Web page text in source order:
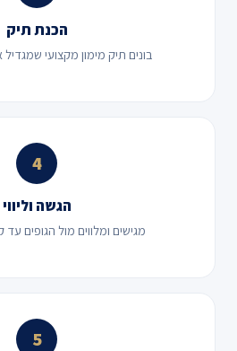
הכנת תיק
בונים תיק מימון מקצועי שמגדיל
4
הגשה וליווי
מגישים ומלווים מול הגופים
5